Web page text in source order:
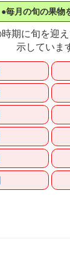
●毎月の旬の果物
期に旬を迎
示していま